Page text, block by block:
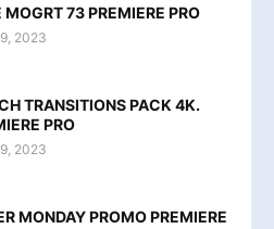
MOGRT 73 PREMIERE PRO
2023
TRANSITIONS PACK 4K.
PRO
2023
MONDAY PROMO PREMIERE